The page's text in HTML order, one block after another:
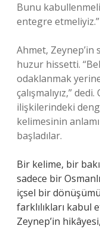
Bunu
entegre etmeliyiz.”
Ahmet,
huzur hissetti.
odaklanmak
çalışmalıyız,”
ilişkilerindeki
kelimesinin
başladılar.
Bir kelime, bir
sadece bir
içsel bir
farklılıkları kabul
Zeynep’in